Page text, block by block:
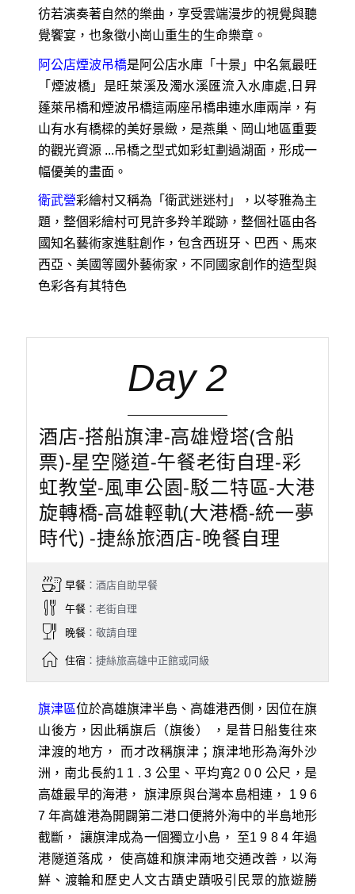
彷若演奏著自然的樂曲，享受雲端漫步的視覺與聽
覺饗宴，也象徵小崗山重生的生命樂章。
阿公店煙波吊橋是阿公店水庫「十景」中名氣最旺
「煙波橋」是旺萊溪及濁水溪匯流入水庫處,日昇
蓬萊吊橋和煙波吊橋這兩座吊橋串連水庫兩岸，有
山有水有橋樑的美好景緻，是燕巢、岡山地區重要
的觀光資源 ...吊橋之型式如彩虹劃過湖面，形成一
幅優美的畫面。
衛武營彩繪村又稱為「衛武迷迷村」，以苓雅為主
題，整個彩繪村可見許多羚羊蹤跡，整個社區由各
國知名藝術家進駐創作，包含西班牙、巴西、馬來
西亞、美國等國外藝術家，不同國家創作的造型與
色彩各有其特色
Day 2
酒店-搭船旗津-高雄燈塔(含船
票)-星空隧道-午餐老街自理-彩
虹教堂-風車公園-駁二特區-大港
旋轉橋-高雄輕軌(大港橋-統一夢
時代) -捷絲旅酒店-晚餐自理
早餐：酒店自助早餐
午餐：老街自理
晚餐：敬請自理
住宿：捷絲旅高雄中正館或同級
旗津區位於高雄旗津半島、高雄港西側，因位在旗
山後方，因此稱旗后（旗後） ，是昔日船隻往來
津渡的地方， 而才改稱旗津；旗津地形為海外沙
洲，南北長約1 1 . 3 公里、平均寬2 0 0 公尺，是
高雄最早的海港， 旗津原與台灣本島相連， 1 9 6
7 年高雄港為開闢第二港口便將外海中的半島地形
截斷， 讓旗津成為一個獨立小島， 至1 9 8 4 年過
港隧道落成， 使高雄和旗津兩地交通改善，以海
鮮、渡輪和歷史人文古蹟史蹟吸引民眾的旅遊勝